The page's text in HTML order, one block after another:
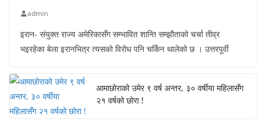
admin
इरान- संयुक्त राज्य अमेरिकासँग सम्भावित शान्ति सम्झौताको चर्चा तीव्र
भइरहेका बेला इरानभित्र त्यसको विरोध पनि चर्किन थालेको छ । उत्तरपूर्वी
आमाछोराको उमेर ९ वर्ष अन्तर, ३० वर्षीया महिलासँग
२१ वर्षको छोरा !